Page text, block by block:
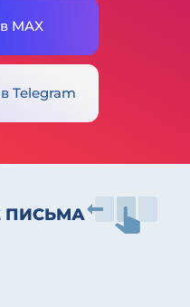
MAX
Telegram
ПИСЬМА